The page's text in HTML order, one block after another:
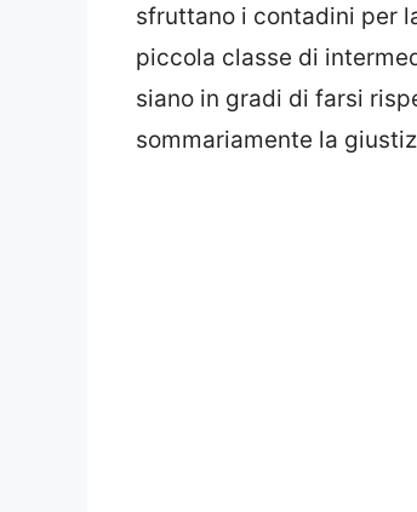
sfruttano i contadini per
piccola classe di
siano in gradi di farsi
sommariamente la